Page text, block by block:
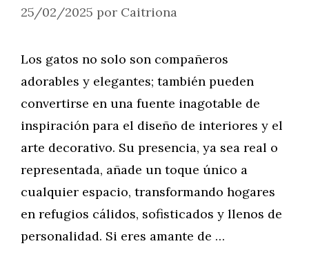
25/02/2025 por Caitriona
Los gatos no solo son compañeros
adorables y elegantes; también pueden
convertirse en una fuente inagotable de
inspiración para el diseño de interiores y el
arte decorativo. Su presencia, ya sea real o
representada, añade un toque único a
cualquier espacio, transformando hogares
en refugios cálidos, sofisticados y llenos de
personalidad. Si eres amante de …